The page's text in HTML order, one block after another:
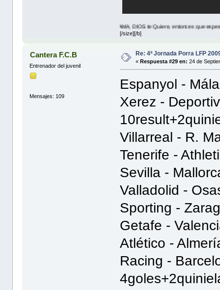
JESUS Te AMA, DIOS te Quiere, entonces que esperas? lea JUAN
[/size][/b]
Cantera F.C.B
Entrenador del juvenil
Mensajes: 109
Re: 4ª Jornada Porra LFP
«Respuesta #29 en: 24 de
Espanyol -
Xerez -
Villarreal - R.
Tenerife -
Sevilla -
Valladolid -
Sporting -
Getafe -
Atlético -
Racing -